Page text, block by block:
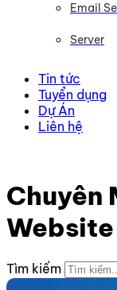
Email
Server
Tin tức
Tuyển dụng
Dự Án
Liên hệ
Chuyên
Website
Tìm kiếm